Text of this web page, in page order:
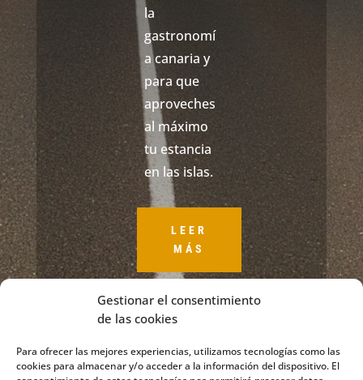
Gestionar el consentimiento
de las cookies
Para ofrecer las mejores experiencias, utilizamos tecnologías como las
cookies para almacenar y/o acceder a la información del dispositivo. El
la
gastronomí
a canaria y
para que
aproveches
al máximo
tu estancia
en las islas.
LEER
MÁS